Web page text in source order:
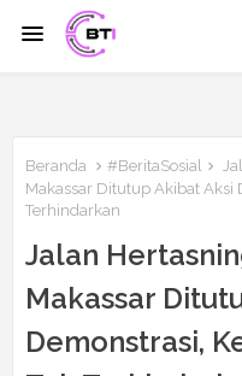
Beranda #BeritaSosial
Makassar Ditutup Akibat Aksi
Terhindarkan
Jalan
Makassar
Demonstrasi,